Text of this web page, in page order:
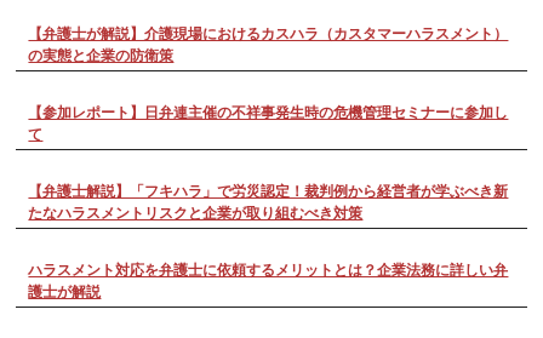
【弁護士が解説】介護現場におけるカスハラ（カスタマーハラスメント）
の実態と企業の防衛策
【参加レポート】日弁連主催の不祥事発生時の危機管理セミナーに参加し
て
【弁護士解説】「フキハラ」で労災認定！裁判例から経営者が学ぶべき新
たなハラスメントリスクと企業が取り組むべき対策
ハラスメント対応を弁護士に依頼するメリットとは？企業法務に詳しい弁
護士が解説